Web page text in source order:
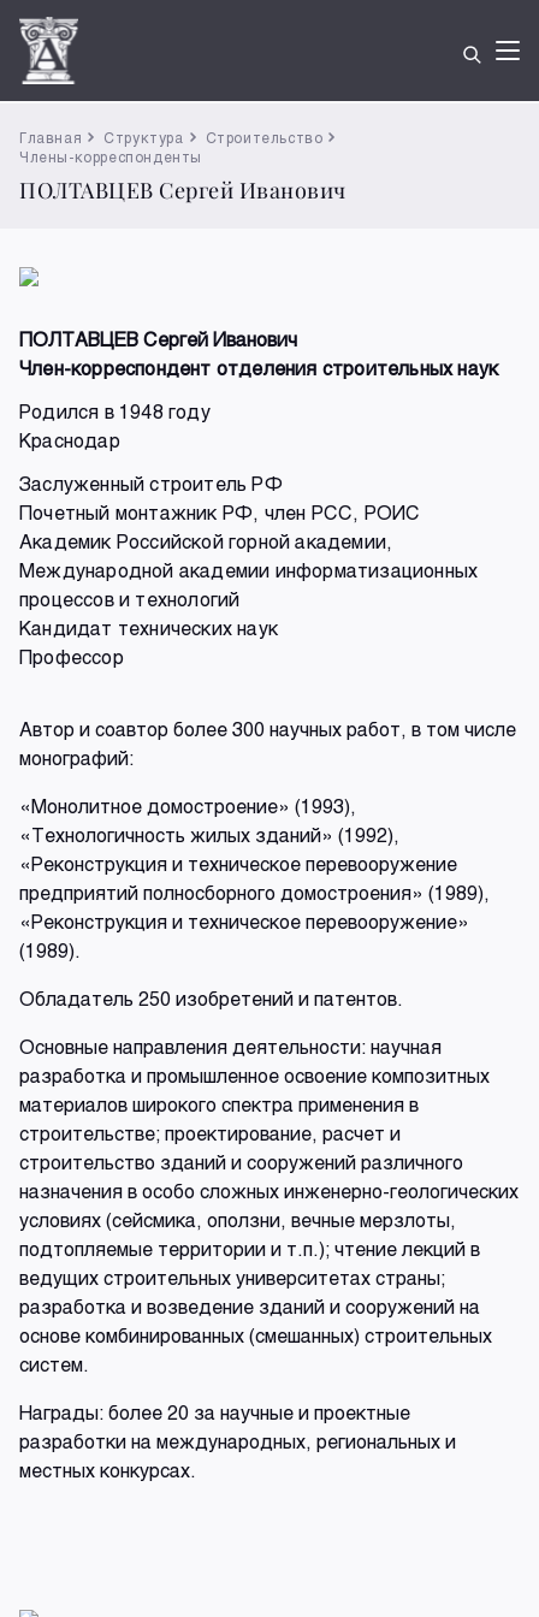
Главная Структура
Строительство
Члены-корреспонденты
ПОЛТАВЦЕВ Сергей Иванович
ПОЛТАВЦЕВ Сергей Иванович
Член-корреспондент отделения строительных наук
Родился в 1948 году
Краснодар
Заслуженный строитель РФ
Почетный монтажник РФ, член РСС, РОИС
Академик Российской горной академии,
Международной академии информатизационных
процессов и технологий
Кандидат технических наук
Профессор
Автор и соавтор более 300 научных работ, в том числе
монографий:
«Монолитное домостроение» (1993),
«Технологичность жилых зданий» (1992),
«Реконструкция и техническое перевооружение
предприятий полносборного домостроения» (1989),
«Реконструкция и техническое перевооружение»
(1989).
Обладатель 250 изобретений и патентов.
Основные направления деятельности: научная
разработка и промышленное освоение композитных
материалов широкого спектра применения в
строительстве; проектирование, расчет и
строительство зданий и сооружений различного
назначения в особо сложных инженерно-геологических
условиях (сейсмика, оползни, вечные мерзлоты,
подтопляемые территории и т.п.); чтение лекций в
ведущих строительных университетах страны;
разработка и возведение зданий и сооружений на
основе комбинированных (смешанных) строительных
систем.
Награды: более 20 за научные и проектные
разработки на международных, региональных и
местных конкурсах.